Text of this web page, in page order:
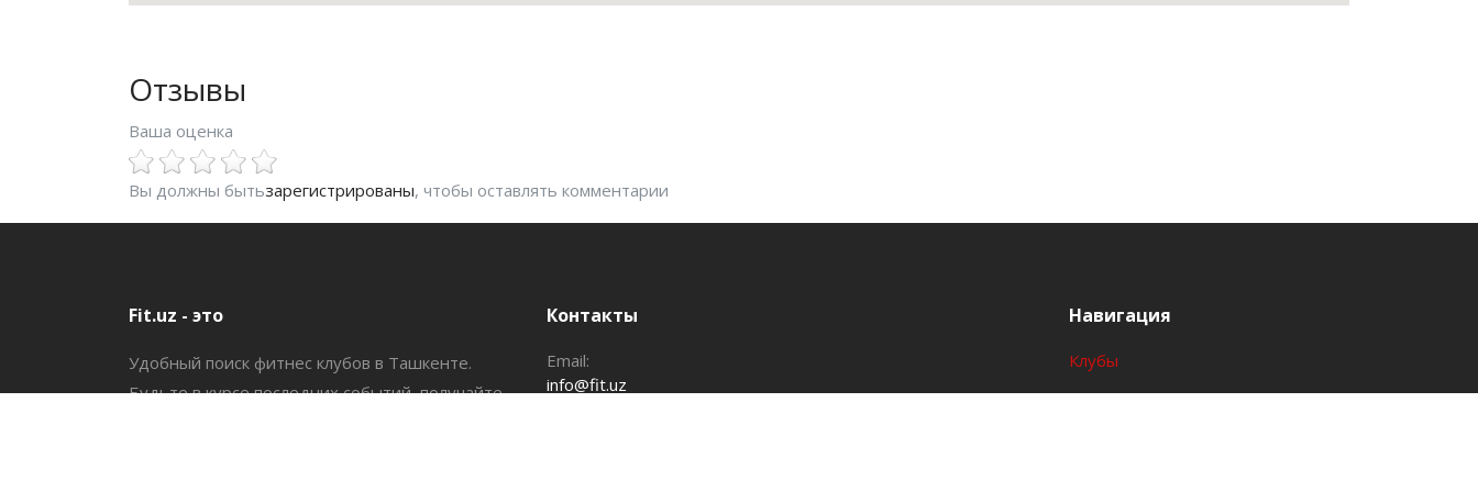
Отзывы
Ваша оценка
Вы должны бытьзарегистрированы, чтобы оставлять комментарии
Fit.uz - это
Удобный поиск фитнес клубов в Ташкенте.
Будьте в курсе последних событий, получайте
Контакты
Email:
info@fit.uz
Навигация
Клубы